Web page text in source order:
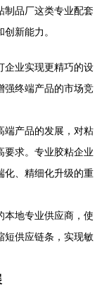
制品厂这类专业配套
新能力。
企业实现更精巧的设
强终端产品的市场竞
端产品的发展，对粘
要求。专业胶粘企业
化、精细化升级的重
本地专业供应商，使
短供应链条，实现敏